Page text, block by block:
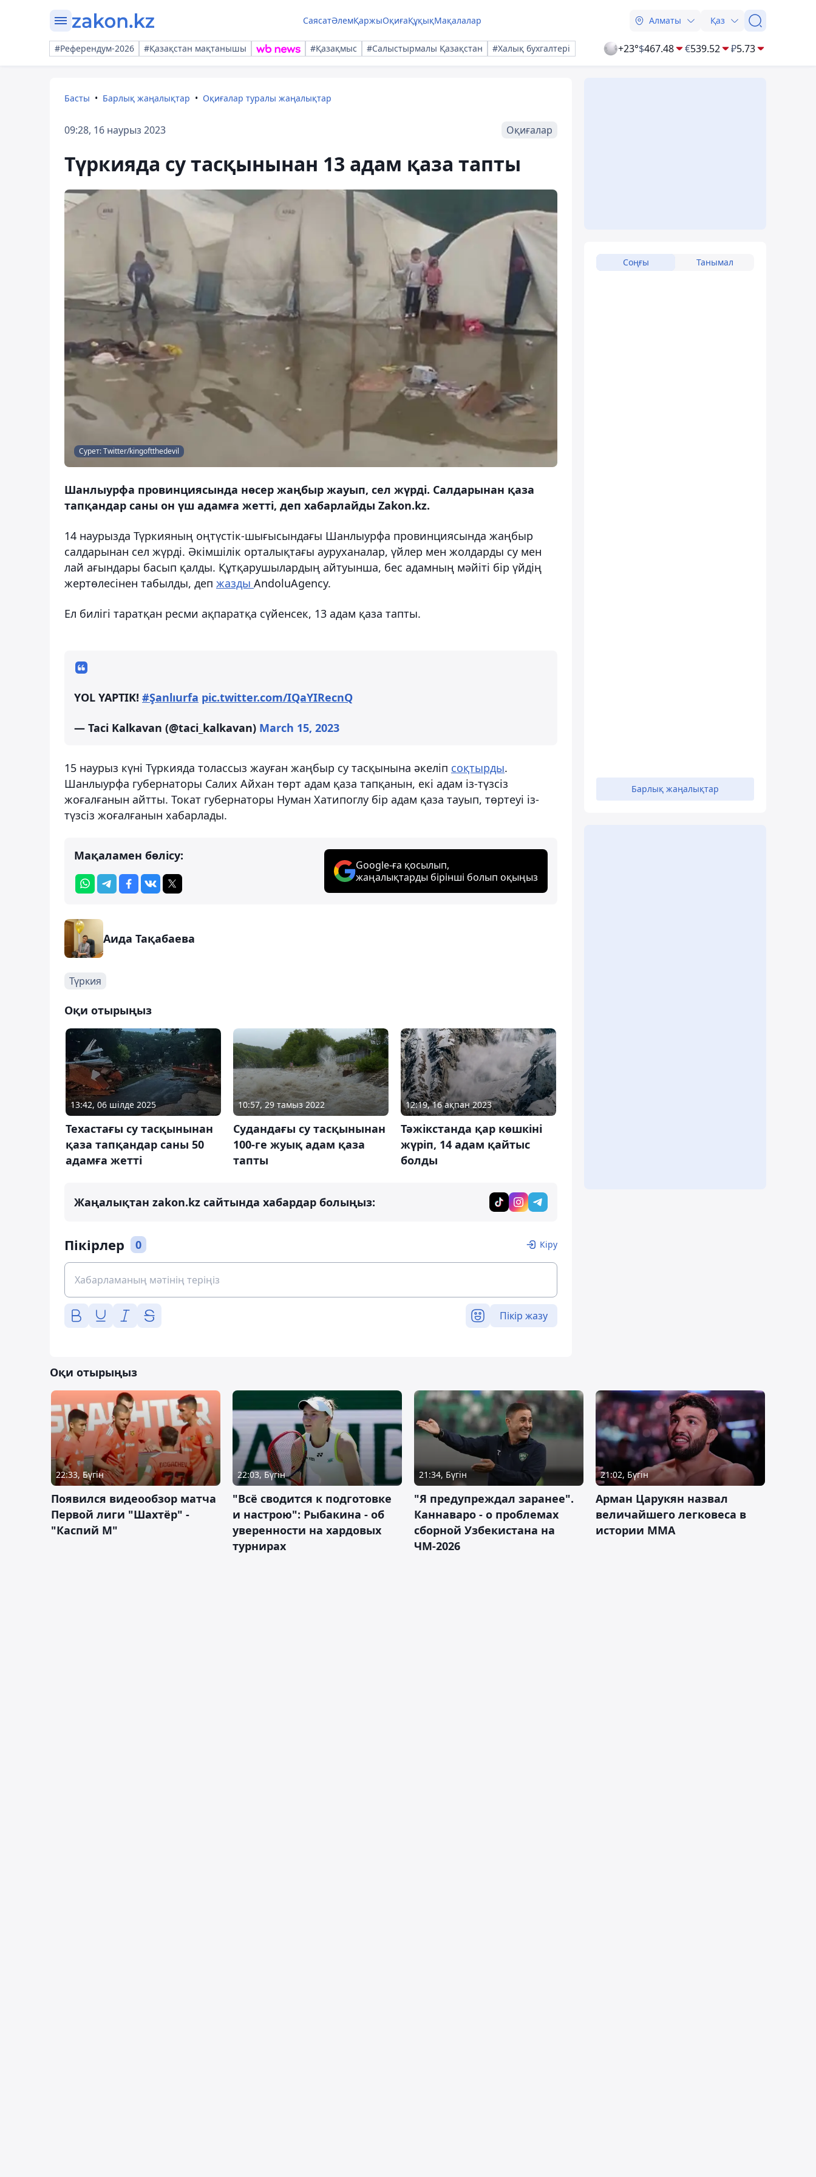
СаясатӘлемҚаржыОқиғаҚұқықМақалалар Алматы Қаз
#Референдум-2026 #Қазақстан мақтанышы #Қазақмыс #Салыстырмалы Қазақстан #Халық бухгалтері +23°$467.48 €539.52 ₽5.73
Басты Барлық жаңалықтар Оқиғалар туралы жаңалықтар
09:28, 16 наурыз 2023 Оқиғалар
Түркияда су тасқынынан 13 адам қаза тапты
Сурет: Twitter/kingoftthedevil
Шанлыурфа провинциясында нөсер жаңбыр жауып, сел жүрді. Салдарынан қаза
тапқандар саны он үш адамға жетті, деп хабарлайды Zakon.kz.
14 наурызда Түркияның оңтүстік-шығысындағы Шанлыурфа провинциясында жаңбыр
салдарынан сел жүрді. Әкімшілік орталықтағы ауруханалар, үйлер мен жолдарды су мен
лай ағындары басып қалды. Құтқарушылардың айтуынша, бес адамның мәйіті бір үйдің
жертөлесінен табылды, деп жазды AndoluAgency.
Ел билігі таратқан ресми ақпаратқа сүйенсек, 13 адам қаза тапты.
YOL YAPTIK! #Şanlıurfa pic.twitter.com/IQaYIRecnQ
— Taci Kalkavan (@taci_kalkavan) March 15, 2023
15 наурыз күні Түркияда толассыз жауған жаңбыр су тасқынына әкеліп соқтырды.
Шанлыурфа губернаторы Салих Айхан төрт адам қаза тапқанын, екі адам із-түзсіз
жоғалғанын айтты. Токат губернаторы Нуман Хатипоглу бір адам қаза тауып, төртеуі із-
түзсіз жоғалғанын хабарлады.
Мақаламен бөлісу:
Google-ға қосылып,
жаңалықтарды бірінші болып оқыңыз
Аида Тақабаева
Түркия
Оқи отырыңыз
13:42, 06 шілде 2025
Техастағы су тасқынынан
қаза тапқандар саны 50
адамға жетті
10:57, 29 тамыз 2022
Судандағы су тасқынынан
100-ге жуық адам қаза
тапты
12:19, 16 ақпан 2023
Тәжікстанда қар көшкіні
жүріп, 14 адам қайтыс
болды
Жаңалықтан zakon.kz сайтында хабардар болыңыз:
Пікірлер 0 Кіру
Пікір жазу
Соңғы Танымал
Барлық жаңалықтар
Оқи отырыңыз
22:33, Бүгін
Появился видеообзор матча
Первой лиги "Шахтёр" -
"Каспий М"
22:03, Бүгін
"Всё сводится к подготовке
и настрою": Рыбакина - об
уверенности на хардовых
турнирах
21:34, Бүгін
"Я предупреждал заранее".
Каннаваро - о проблемах
сборной Узбекистана на
ЧМ-2026
21:02, Бүгін
Арман Царукян назвал
величайшего легковеса в
истории ММА